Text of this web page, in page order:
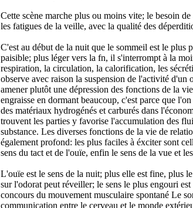
Cette scène marche plus ou moins vite; le besoin
les fatigues de la veille, avec la qualité des
C'est au début de la nuit que le sommeil est le plus
paisible; plus léger vers la fn, il s'interrompt à la
respiration, la circulation, la calorification, les
observe avec raison la suspension de l'activité d'un
amener plutôt une dépression des fonctions de la
engraisse en dormant beaucoup, c'est parce que
des matériaux hydrogénés et carburés dans
trouvent les parties y favorise l'accumulation des
substance. Les diverses fonctions de la vie de
également profond: les plus faciles à éxciter sont
sens du tact et de l'ouïe, enfin le sens de la vue et
L'ouïe est le sens de la nuit; plus elle est fine, plus
sur l'odorat peut réveiller; le sens le plus engouri
concours du mouvement musculaire spontané Le
communication entre le cerveau et le monde